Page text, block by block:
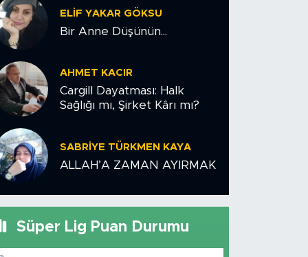
ELIF YAKAR GÖKSU
Bir Anne Düşünün...
AHMET KACIR
Cargill Dayatması: Halk
Sağlığı mı, Şirket Kârı mı?
SABRIYE TÜRKMEN KAYA
ALLAH’A ZAMAN AYIRMAK
Süper Lig Puan Durumu